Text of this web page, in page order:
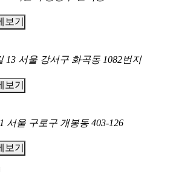
보기
13 서울 강서구 화곡동 1082번지
보기
서울 구로구 개봉동 403-126
보기